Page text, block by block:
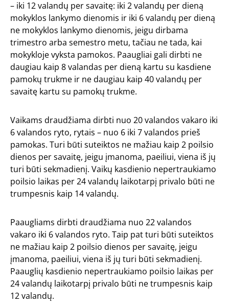
– iki 12 valandų per savaitę: iki 2 valandų per dieną
mokyklos lankymo dienomis ir iki 6 valandų per dieną
ne mokyklos lankymo dienomis, jeigu dirbama
trimestro arba semestro metu, tačiau ne tada, kai
mokykloje vyksta pamokos. Paaugliai gali dirbti ne
daugiau kaip 8 valandas per dieną kartu su kasdiene
pamokų trukme ir ne daugiau kaip 40 valandų per
savaitę kartu su pamokų trukme.
Vaikams draudžiama dirbti nuo 20 valandos vakaro iki
6 valandos ryto, rytais – nuo 6 iki 7 valandos prieš
pamokas. Turi būti suteiktos ne mažiau kaip 2 poilsio
dienos per savaitę, jeigu įmanoma, paeiliui, viena iš jų
turi būti sekmadienį. Vaikų kasdienio nepertraukiamo
poilsio laikas per 24 valandų laikotarpį privalo būti ne
trumpesnis kaip 14 valandų.
Paaugliams dirbti draudžiama nuo 22 valandos
vakaro iki 6 valandos ryto. Taip pat turi būti suteiktos
ne mažiau kaip 2 poilsio dienos per savaitę, jeigu
įmanoma, paeiliui, viena iš jų turi būti sekmadienį.
Paauglių kasdienio nepertraukiamo poilsio laikas per
24 valandų laikotarpį privalo būti ne trumpesnis kaip
12 valandų.